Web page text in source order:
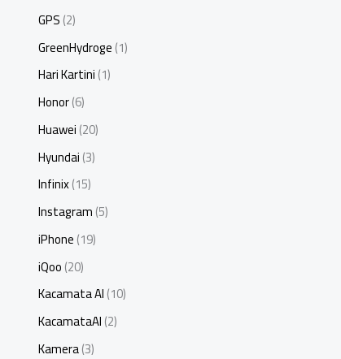
GPS(2)
GreenHydroge(1)
Hari Kartini(1)
Honor(6)
Huawei(20)
Hyundai(3)
Infinix(15)
Instagram(5)
iPhone(19)
iQoo(20)
Kacamata AI(10)
KacamataAI(2)
Kamera(3)